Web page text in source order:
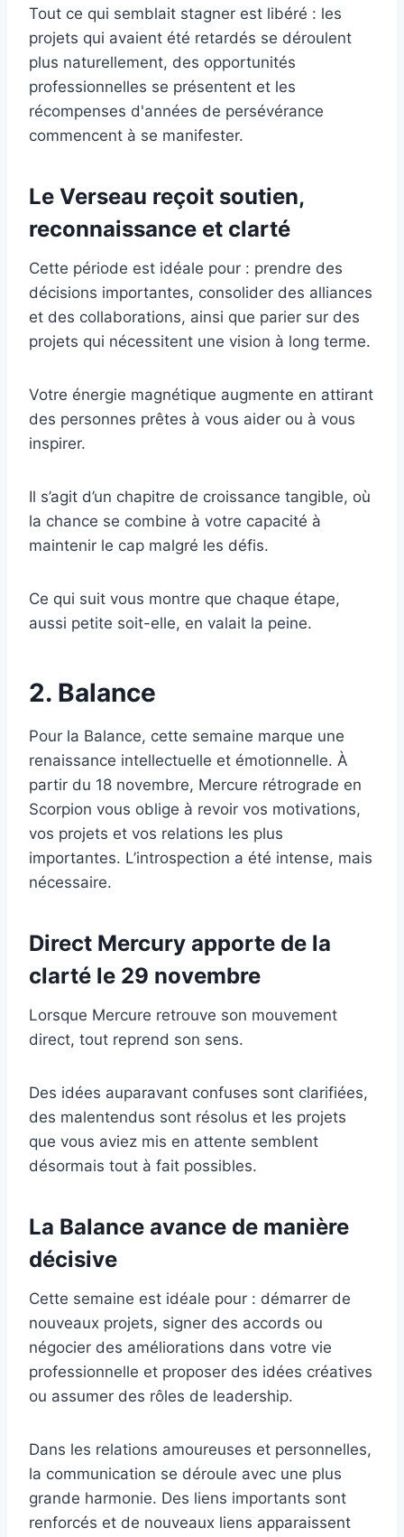
Tout ce qui semblait stagner est libéré : les
projets qui avaient été retardés se déroulent
plus naturellement, des opportunités
professionnelles se présentent et les
récompenses d'années de persévérance
commencent à se manifester.
Le Verseau reçoit soutien,
reconnaissance et clarté
Cette période est idéale pour : prendre des
décisions importantes, consolider des alliances
et des collaborations, ainsi que parier sur des
projets qui nécessitent une vision à long terme.
Votre énergie magnétique augmente en attirant
des personnes prêtes à vous aider ou à vous
inspirer.
Il s’agit d’un chapitre de croissance tangible, où
la chance se combine à votre capacité à
maintenir le cap malgré les défis.
Ce qui suit vous montre que chaque étape,
aussi petite soit-elle, en valait la peine.
2. Balance
Pour la Balance, cette semaine marque une
renaissance intellectuelle et émotionnelle. À
partir du 18 novembre, Mercure rétrograde en
Scorpion vous oblige à revoir vos motivations,
vos projets et vos relations les plus
importantes. L’introspection a été intense, mais
nécessaire.
Direct Mercury apporte de la
clarté le 29 novembre
Lorsque Mercure retrouve son mouvement
direct, tout reprend son sens.
Des idées auparavant confuses sont clarifiées,
des malentendus sont résolus et les projets
que vous aviez mis en attente semblent
désormais tout à fait possibles.
La Balance avance de manière
décisive
Cette semaine est idéale pour : démarrer de
nouveaux projets, signer des accords ou
négocier des améliorations dans votre vie
professionnelle et proposer des idées créatives
ou assumer des rôles de leadership.
Dans les relations amoureuses et personnelles,
la communication se déroule avec une plus
grande harmonie. Des liens importants sont
renforcés et de nouveaux liens apparaissent